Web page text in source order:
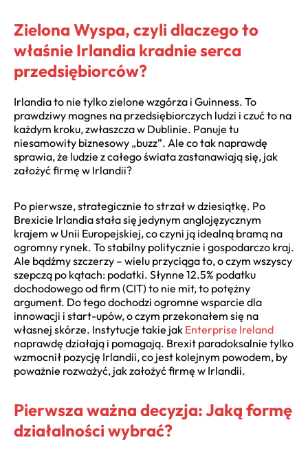
Zielona Wyspa, czyli dlaczego to
właśnie Irlandia kradnie serca
przedsiębiorców?
Irlandia to nie tylko zielone wzgórza i Guinness. To
prawdziwy magnes na przedsiębiorczych ludzi i czuć to na
każdym kroku, zwłaszcza w Dublinie. Panuje tu
niesamowity biznesowy „buzz”. Ale co tak naprawdę
sprawia, że ludzie z całego świata zastanawiają się, jak
założyć firmę w Irlandii?
Po pierwsze, strategicznie to strzał w dziesiątkę. Po
Brexicie Irlandia stała się jedynym anglojęzycznym
krajem w Unii Europejskiej, co czyni ją idealną bramą na
ogromny rynek. To stabilny politycznie i gospodarczo kraj.
Ale bądźmy szczerzy – wielu przyciąga to, o czym wszyscy
szepczą po kątach: podatki. Słynne 12.5% podatku
dochodowego od firm (CIT) to nie mit, to potężny
argument. Do tego dochodzi ogromne wsparcie dla
innowacji i start-upów, o czym przekonałem się na
własnej skórze. Instytucje takie jak Enterprise Ireland
naprawdę działają i pomagają. Brexit paradoksalnie tylko
wzmocnił pozycję Irlandii, co jest kolejnym powodem, by
poważnie rozważyć, jak założyć firmę w Irlandii.
Pierwsza ważna decyzja: Jaką formę
działalności wybrać?